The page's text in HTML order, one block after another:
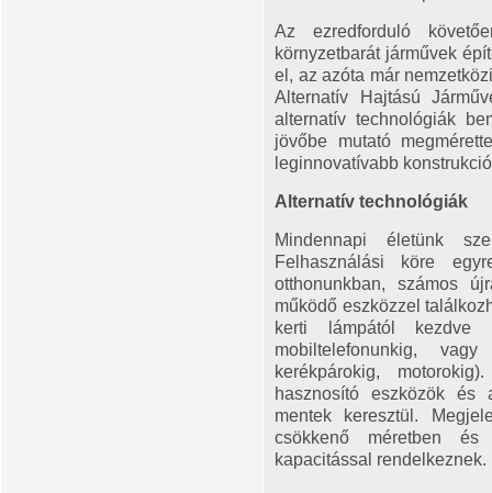
Az ezredforduló
környzetbarát járművek
el, az azóta már
Alternatív Hajtású
alternatív technológiák
jövőbe mutató
leginnovatívabb
Alternatív technológiák
Mindennapi életünk
Felhasználási köre
otthonunkban, számos
működő eszközzel
kerti lámpától kezdve
mobiltelefonunkig,
kerékpárokig,
hasznosító eszközök és
mentek keresztül.
csökkenő méretben
kapacitással rendelkeznek.